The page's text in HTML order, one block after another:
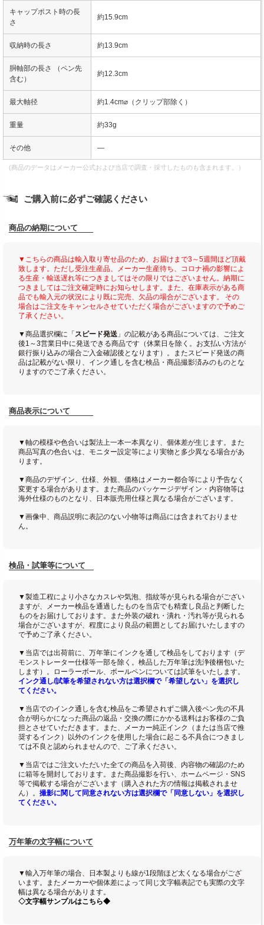
キャップポスト時の長
さ
約15.9cm
収納時の長さ 約13.9cm
胴軸部の長さ （ペン先
含む）
約12.3cm
最大軸径 約1.4cm⌀（クリップ部除く）
重量 約33g
その他 ―
(商品のデータはメーカー公式および当店で調査・採寸したものも含まれます。）
ご購入前に必ずご確認ください
商品の納期について
▼こちらの商品は輸入取り寄せ品のため、お届けまで3～5週間ほど頂戴
致します。ただし受注生産品、メーカー生産待ち、コロナ禍の影響によ
る生産・輸送遅れ等につきましてはその限りではございません。納期に
つきましてはご注文確定時にお知らせします。また、在庫表示がある商
品でも輸入元の状況により既に完売、欠品の場合がございます。 その
場合はご注文をキャンセルさせていただく場合がございますので予めご
了承ください。
▼商品選択欄に「 スピード発送 」の記載がある商品については、ご注文
後1～3営業日中に発送できる商品です（休業日を除く。お支払い方法が
銀行振り込みの場合ご入金確認後となります）。またスピード発送の商
品は記載がない限り、インク通しを含む検品・商品撮影済みのものとな
りますのでご了承ください。
商品表示について
▼軸の模様や色合いは製法上一本一本異なり、個体差が生じます。また
商品写真の色合いは、モニター設定等により実物と多少異なる場合があ
ります。
▼商品のデザイン、仕様、外観、価格はメーカー都合等により予告なく
変更する場合があります。また商品のパッケージデザイン・内容物等は
海外仕様のものとなり、日本販売用仕様と異なる場合がございます。
▼画像中、商品説明に表記のない小物等は商品には含まれておりませ
ん。
検品・試筆等について
▼製造工程により小さなカスレや気泡、指紋等が見られる場合がござい
ますが、メーカー検品を通過したものを当店でも精査し良品と判断した
ものをお届けしております。また外装の破れ・潰れ・汚れ等が見られる
場合がございますが、程度により良品の範囲としてお届けいたしますの
で予めご了承ください。
▼当店では出荷前に、万年筆にインクを通して検品をしております（デ
モンストレーター仕様等一部を除く。検品した万年筆は洗浄後梱包いた
します）。ローラーボール、ボールペンについては試筆をいたします。
インク通し/試筆を希望されない方は選択欄で「希望しない」を選択し
てください。
▼当店でのインク通しを含む検品をご希望されずご購入後ペン先の不具
合が明らかになった商品の返品・交換の際にかかる送料はお客様のご負
担とさせていただきます。また、メーカー純正インク（または当店で推
奨するインク）以外のインクを使用した場合に起こる不具合につきまし
ては不良と認められませんので、ご了承ください。
▼当店ではご注文いただいた全ての商品を入荷後、内容物の確認のため
に箱等を開封しております。また商品撮影を行い、ホームページ・SNS
等で掲載する場合がございます（購入された方の情報は掲載されませ
ん）。 撮影に関して同意されない方は選択欄で「同意しない」を選択し
てください。
万年筆の文字幅について
▼輸入万年筆の場合、日本製よりも線が1段階ほど太くなる場合がござ
います。またメーカーや個体差によって同じ文字幅表記でも実際の文字
幅は異なる場合があります。
◇文字幅サンプルはこちら◆